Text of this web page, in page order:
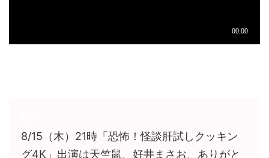
8/15（木）21時「恐怖！怪談肝試しクッキン
グ4K」出演は天竺鼠、好井まさお、ありがと